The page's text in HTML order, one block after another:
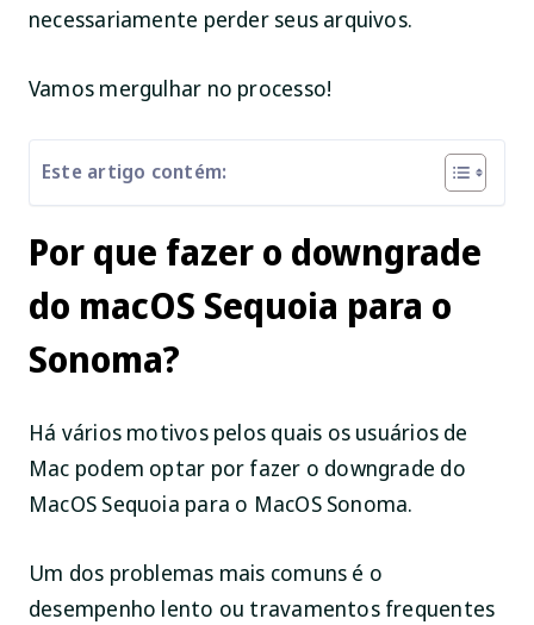
necessariamente perder seus arquivos.
Vamos mergulhar no processo!
Este artigo contém:
Por que fazer o downgrade
do macOS Sequoia para o
Sonoma?
Há vários motivos pelos quais os usuários de
Mac podem optar por fazer o downgrade do
MacOS Sequoia para o MacOS Sonoma.
Um dos problemas mais comuns é o
desempenho lento ou travamentos frequentes